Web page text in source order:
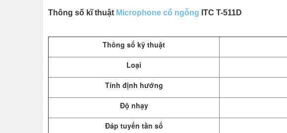
Thông số kĩ thuật Microphone cổ ngỗng ITC T-511D
Thông số kỹ thuật
Loại
Tính định hướng
Độ nhạy
Đáp tuyến tần số